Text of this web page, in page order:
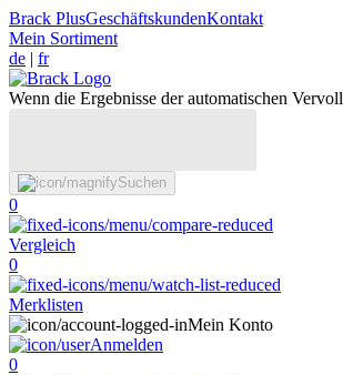
Brack PlusGeschäftskundenKontakt
Mein Sortiment
de | fr
Wenn die Ergebnisse der automatischen
Suchen
0
Vergleich
0
Merklisten
Mein Konto
Anmelden
0